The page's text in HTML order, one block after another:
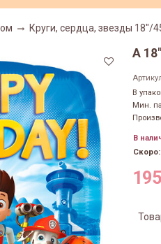
Круги, сердца, звезды 18"/
А
В
Мин.
В
Скоро: